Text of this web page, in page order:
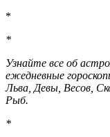
*
*
Узнайте все об
ежедневные
Льва, Девы, Весов,
Рыб.
*